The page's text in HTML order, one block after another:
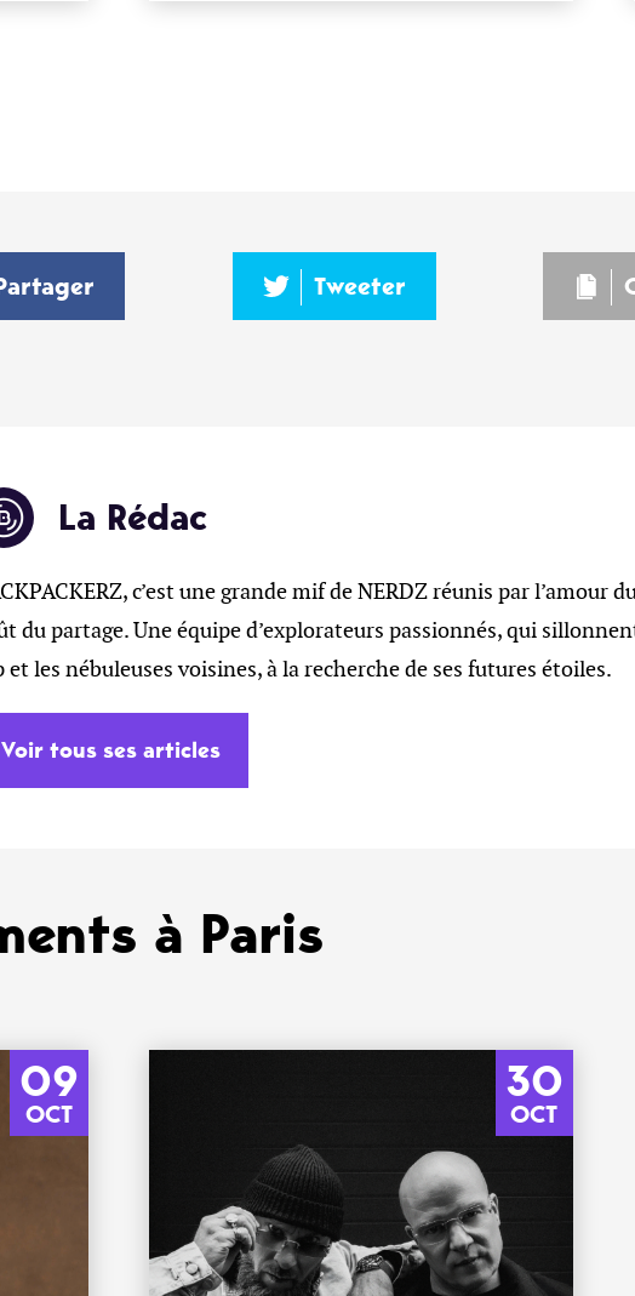
Tweeter
La Rédac
c’est une grande mif de NERDZ réunis par l’amour
du partage. Une équipe d’explorateurs passionnés, qui
et les nébuleuses voisines, à la recherche de ses futures étoiles.
Voir tous ses articles
à Paris
09
OCT
30
OCT